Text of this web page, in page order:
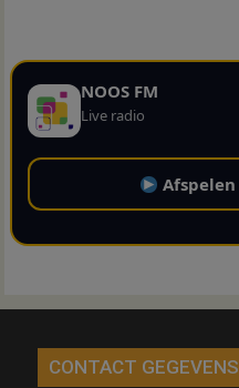
NOOS FM
Live radio
Afspelen
CONTACT GEGEVENS